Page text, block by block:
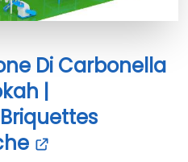
Di Carbonella
|